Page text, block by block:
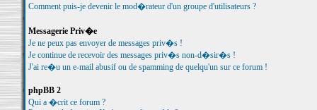
Comment puis-je devenir le mod�rateur d'un groupe d'utilisateurs ?
Messagerie Priv�e
Je ne peux pas envoyer de messages priv�s !
Je continue de recevoir des messages priv�s non-d�sir�s !
J'ai re�u un e-mail abusif ou de spamming de quelqu'un sur ce forum !
phpBB 2
Qui a �crit ce forum ?